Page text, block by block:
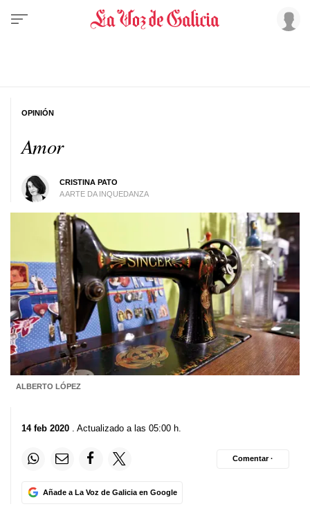
Amor
CRISTINA PATO
A ARTE DA INQUEDANZA
OPINIÓN
ALBERTO LÓPEZ
14 feb 2020 . Actualizado a las 05:00 h.
Añade a La Voz de Galicia en Google
Comentar ·